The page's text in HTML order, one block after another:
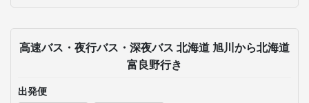
高速バス・夜行バス・深夜バス 北海道 旭川から北海道
富良野行き
出発便